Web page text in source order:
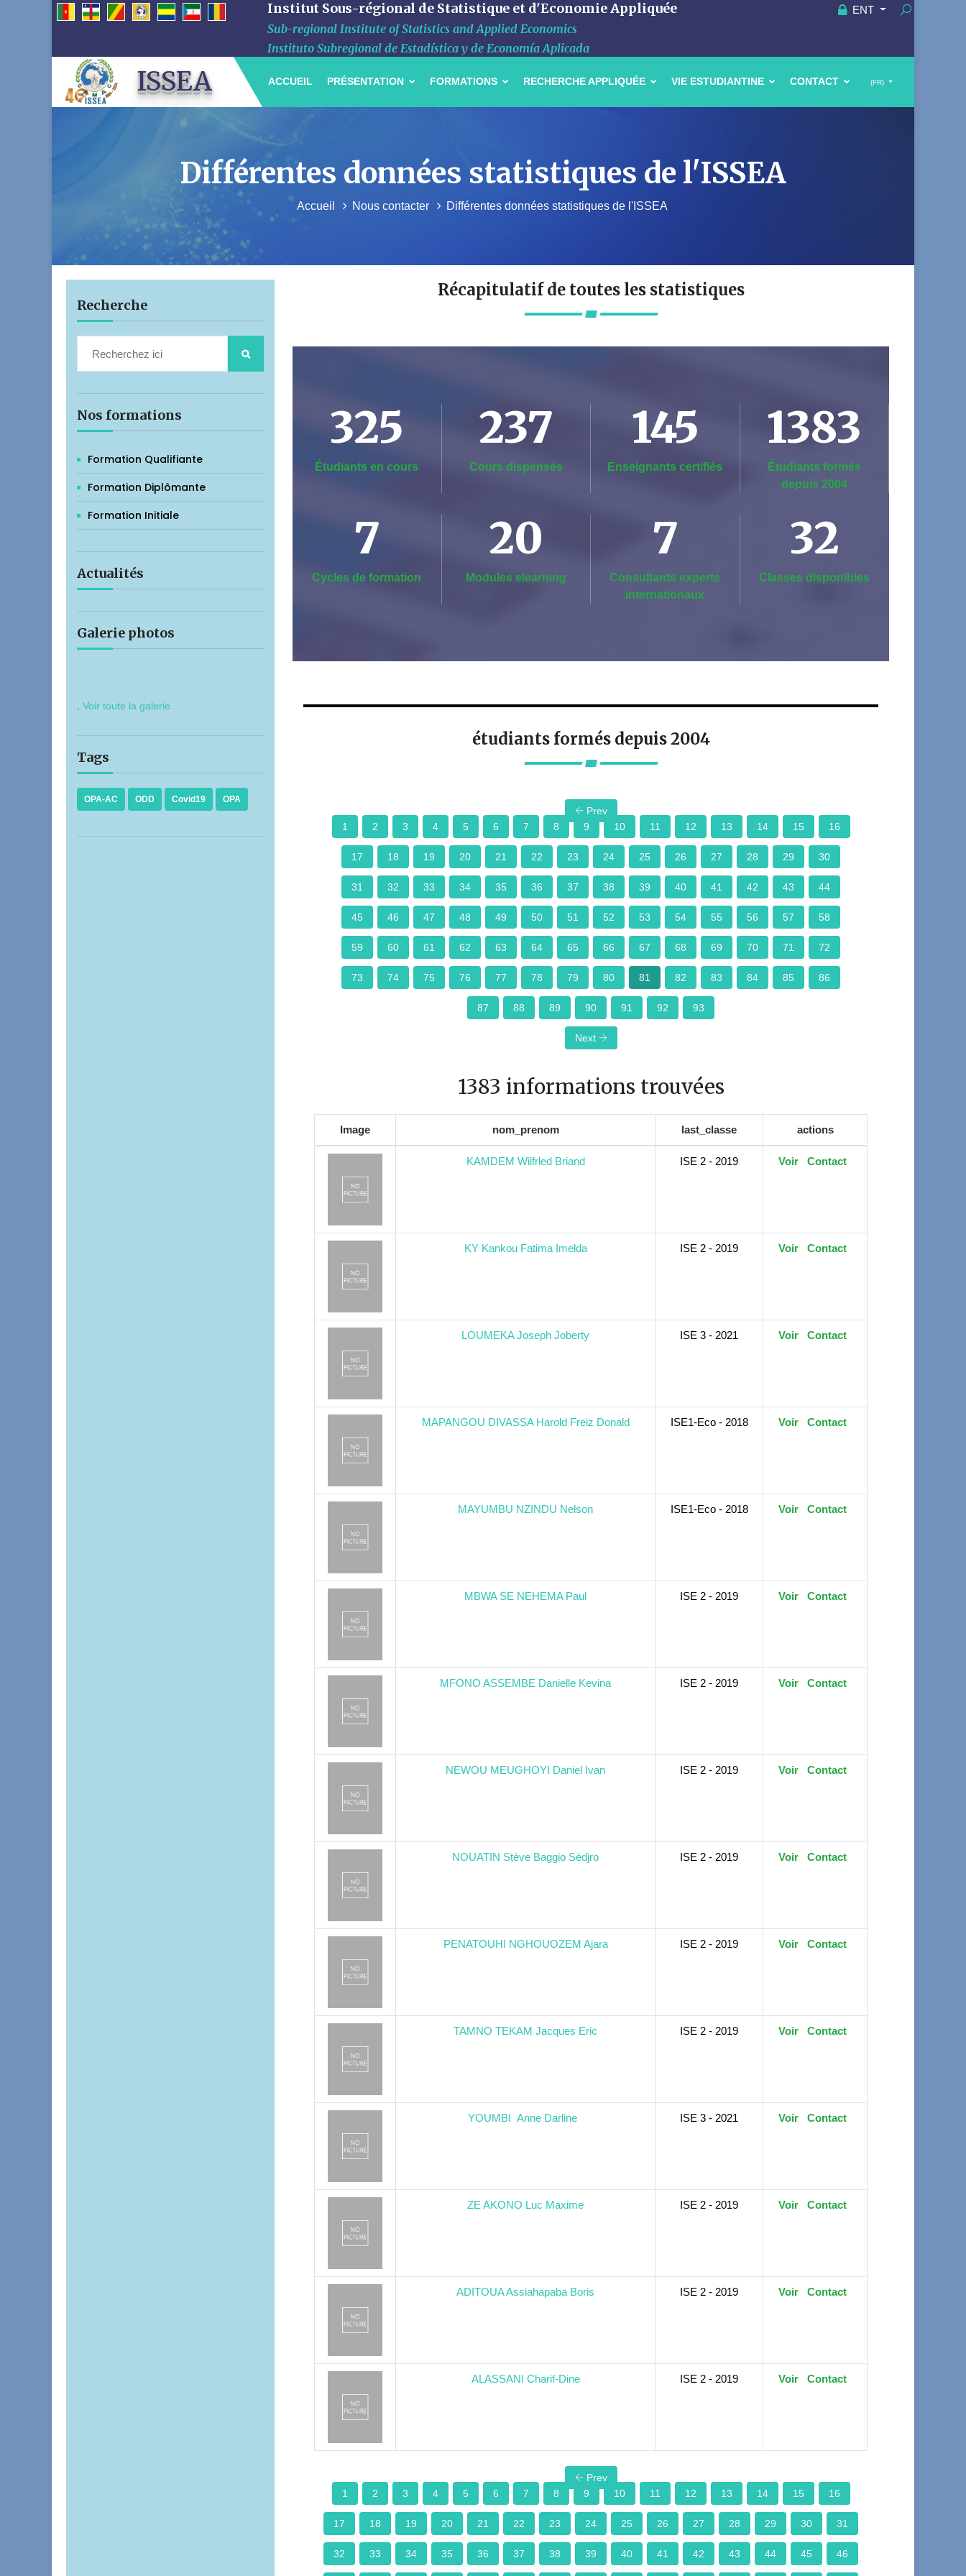
Institut Sous-régional de Statistique et d'Economie Appliquée
Sub-regional Institute of Statistics and Applied Economics
Instituto Subregional de Estadística y de Economía Aplicada
ENT
ISSEA (FR)
ACCUEIL PRÉSENTATION FORMATIONS RECHERCHE APPLIQUÉE VIE ESTUDIANTINE CONTACT
Différentes données statistiques de l'ISSEA
Accueil Nous contacter Différentes données statistiques de l'ISSEA
Recherche
Nos formations
Formation Qualifiante
Formation Diplômante
Formation Initiale
Actualités
Galerie photos
Voir toute la galerie
Tags
OPA-AC ODD Covid19 OPA
Récapitulatif de toutes les statistiques
325
Étudiants en cours
237
Cours dispensés
145
Enseignants certifiés
1383
Étudiants formés
depuis 2004
7
Cycles de formation
20
Modules elearning
7
Consultants experts
internationaux
32
Classes disponibles
étudiants formés depuis 2004
Prev
1
2 3 4 5 6 7 8 9 10 11 12 13 14 15 16
17 18 19 20 21 22 23 24 25 26 27 28 29 30
31 32 33 34 35 36 37 38 39 40 41 42 43 44
45 46 47 48 49 50 51 52 53 54 55 56 57 58
59 60 61 62 63 64 65 66 67 68 69 70 71 72
73 74 75 76 77 78 79 80 81 82 83 84 85 86
87 88 89 90 91 92 93
Next
1383 informations trouvées
Image nom_prenom last_classe actions
KAMDEM Wilfrled Briand ISE 2 - 2019 Voir Contact
KY Kankou Fatima Imelda ISE 2 - 2019 Voir Contact
LOUMEKA Joseph Joberty ISE 3 - 2021 Voir Contact
MAPANGOU DIVASSA Harold Freiz Donald ISE1-Eco - 2018 Voir Contact
MAYUMBU NZINDU Nelson ISE1-Eco - 2018 Voir Contact
MBWA SE NEHEMA Paul ISE 2 - 2019 Voir Contact
MFONO ASSEMBE Danielle Kevina ISE 2 - 2019 Voir Contact
NEWOU MEUGHOYI Daniel Ivan ISE 2 - 2019 Voir Contact
NOUATIN Stève Baggio Sèdjro ISE 2 - 2019 Voir Contact
PENATOUHI NGHOUOZEM Ajara ISE 2 - 2019 Voir Contact
TAMNO TEKAM Jacques Eric ISE 2 - 2019 Voir Contact
YOUMBI Anne Darline ISE 3 - 2021 Voir Contact
ZE AKONO Luc Maxime ISE 2 - 2019 Voir Contact
ADITOUA Assiahapaba Boris ISE 2 - 2019 Voir Contact
ALASSANI Charif-Dine ISE 2 - 2019 Voir Contact
Prev
1
2 3 4 5 6 7 8 9 10 11 12 13 14 15 16
17 18 19 20 21 22 23 24 25 26 27 28 29 30 31
32 33 34 35 36 37 38 39 40 41 42 43 44 45 46